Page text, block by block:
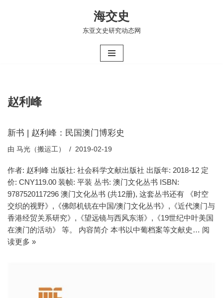
海交史
东亚文史研究动态网
赵利峰
新书 | 赵利峰：民国澳门博彩史
由 马光（搬运工） 2019-02-19
作者: 赵利峰 出版社: 社会科学文献出版社 出版年: 2018-12 定
价: CNY119.00 装帧: 平装 丛书: 澳门文化丛书 ISBN:
9787520117296 澳门文化丛书 (共12册), 这套丛书还有 《时空
交织的视野》,《佛郎机铳在中国/澳门文化丛书》,《近代澳门与
香港经贸关系研究》,《望远镜与西风东渐》,《19世纪中叶美国
在澳门的活动》 等。 内容简介 本书以中葡档案等文献史… 阅
读更多 »